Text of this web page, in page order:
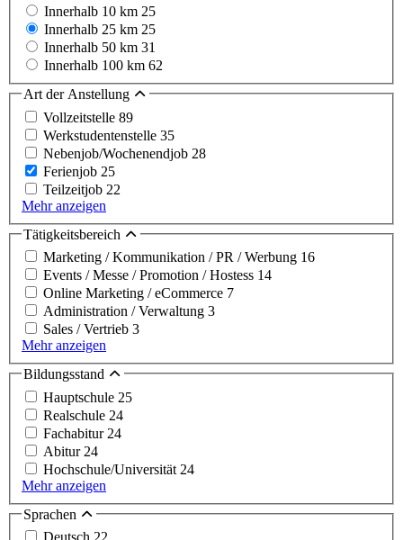
Innerhalb 10 km 25
Innerhalb 25 km 25
Innerhalb 50 km 31
Innerhalb 100 km 62
Art der Anstellung
Vollzeitstelle 89
Werkstudentenstelle 35
Nebenjob/Wochenendjob 28
Ferienjob 25
Teilzeitjob 22
Mehr anzeigen
Tätigkeitsbereich
Marketing / Kommunikation / PR / Werbung 16
Events / Messe / Promotion / Hostess 14
Online Marketing / eCommerce 7
Administration / Verwaltung 3
Sales / Vertrieb 3
Mehr anzeigen
Bildungsstand
Hauptschule 25
Realschule 24
Fachabitur 24
Abitur 24
Hochschule/Universität 24
Mehr anzeigen
Sprachen